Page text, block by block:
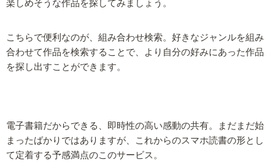
楽しめそうな作品を探してみましょう。
こちらで便利なのが、組み合わせ検索。好きなジャンルを組み
合わせて作品を検索することで、より自分の好みにあった作品
を探し出すことができます。
電子書籍だからできる、即時性の高い感動の共有。まだまだ始
まったばかりではありますが、これからのスマホ読書の形とし
て定着する予感満点のこのサービス。